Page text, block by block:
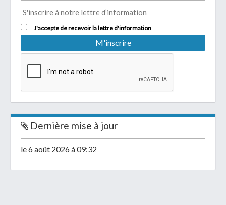
J'accepte de recevoir la lettre d'information
Dernière mise à jour
le 6 août 2026 à 09:32